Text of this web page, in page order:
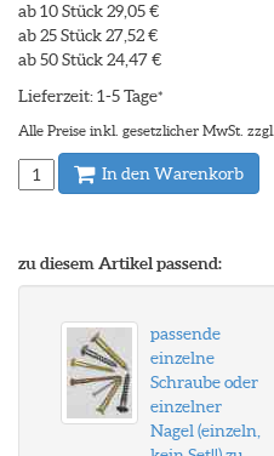
ab 10 Stück 29,05 €
ab 25 Stück 27,52 €
ab 50 Stück 24,47 €
Lieferzeit: 1-5 Tage*
Alle Preise inkl. gesetzlicher MwSt. zzgl.
In den Warenkorb
zu diesem Artikel passend:
passende
einzelne
Schraube oder
einzelner
Nagel (einzeln,